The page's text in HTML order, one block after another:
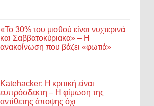
«Το 30% του μισθού είναι νυχτερινά
και Σαββατοκύριακα» – Η
ανακοίνωση που βάζει «φωτιά»
Katehacker: Η κριτική είναι
ευπρόσδεκτη – Η φίμωση της
αντίθετης άποψης όχι